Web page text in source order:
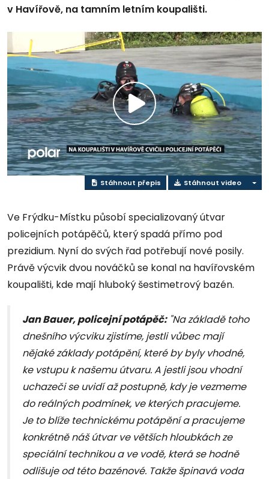
v Havířově, na tamním letním koupališti.
Přehrát
video
Stáhnout přepis Stáhnout video
Ve Frýdku-Místku působí specializovaný útvar
policejních potápěčů, který spadá přímo pod
prezidium. Nyní do svých řad potřebují nové posily.
Právě výcvik dvou nováčků se konal na havířovském
koupališti, kde mají hluboký šestimetrový bazén.
Jan Bauer, policejní potápěč:"Na základě toho
dnešního výcviku zjistíme, jestli vůbec mají
nějaké základy potápění, které by byly vhodné,
ke vstupu k našemu útvaru. A jestli jsou vhodní
uchazeči se uvidí až postupně, kdy je vezmeme
do reálných podmínek, ve kterých pracujeme.
Je to blíže technickému potápění a pracujeme
konkrétně náš útvar ve větších hloubkách ze
speciální technikou a ve vodě, která se hodně
odlišuje od této bazénové. Takže špinavá voda